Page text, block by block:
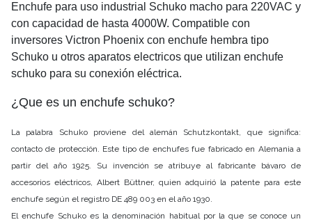
Enchufe para uso industrial Schuko macho para 220VAC y
con capacidad de hasta 4000W. Compatible con
inversores Victron Phoenix con enchufe hembra tipo
Schuko u otros aparatos electricos que utilizan enchufe
schuko para su conexión eléctrica.
¿Que es un enchufe schuko?
La palabra Schuko proviene del alemán Schutzkontakt, que significa:
contacto de protección. Este tipo de enchufes fue fabricado en Alemania a
partir del año 1925. Su invención se atribuye al fabricante bávaro de
accesorios eléctricos, Albert Büttner, quien adquirió la patente para este
enchufe según el registro DE 489 003 en el año 1930.
El enchufe Schuko es la denominación habitual por la que se conoce un